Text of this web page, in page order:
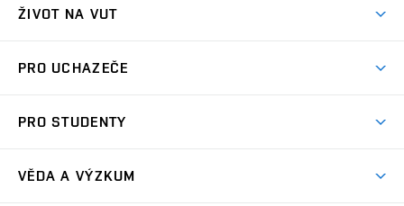
ŽIVOT NA VUT
Koleje
Sport na VUT
PRO UCHAZEČE
Dny otevřených dveří
PRO STUDENTY
VĚDA A VÝZKUM